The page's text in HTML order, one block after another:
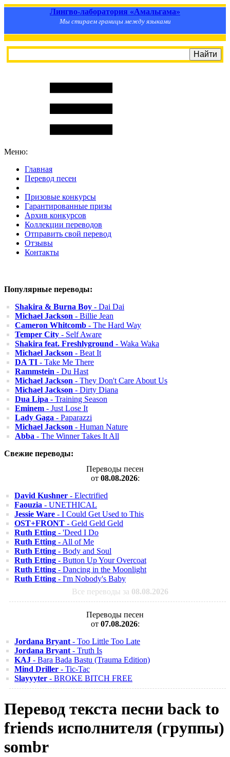
Лингво-лаборатория «Амальгама»
Мы стираем границы между языками
Меню:
Главная
Перевод песен
Призовые конкурсы
Гарантированные призы
Архив конкурсов
Коллекции переводов
Отправить свой перевод
Отзывы
Контакты
Популярные переводы:
Shakira & Burna Boy - Dai Dai
Michael Jackson - Billie Jean
Cameron Whitcomb - The Hard Way
Temper City - Self Aware
Shakira feat. Freshlyground - Waka Waka
Michael Jackson - Beat It
DA TI - Take Me There
Rammstein - Du Hast
Michael Jackson - They Don't Care About Us
Michael Jackson - Dirty Diana
Dua Lipa - Training Season
Eminem - Just Lose It
Lady Gaga - Paparazzi
Michael Jackson - Human Nature
Abba - The Winner Takes It All
Свежие переводы:
Переводы песен
от 08.08.2026:
David Kushner - Electrified
Faouzia - UNETHICAL
Jessie Ware - I Could Get Used to This
OST+FRONT - Geld Geld Geld
Ruth Etting - 'Deed I Do
Ruth Etting - All of Me
Ruth Etting - Body and Soul
Ruth Etting - Button Up Your Overcoat
Ruth Etting - Dancing in the Moonlight
Ruth Etting - I'm Nobody's Baby
Все переводы за 08.08.2026
Переводы песен
от 07.08.2026:
Jordana Bryant - Too Little Too Late
Jordana Bryant - Truth Is
KAJ - Bara Bada Bastu (Trauma Edition)
Mind Driller - Tic-Tac
Slayyyter - BROKE BITCH FREE
Перевод текста песни back to
friends исполнителя (группы)
sombr